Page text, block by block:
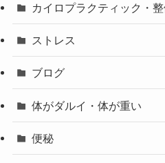
カイロプラクティック・
ストレス
ブログ
体がダルイ・体が重い
便秘